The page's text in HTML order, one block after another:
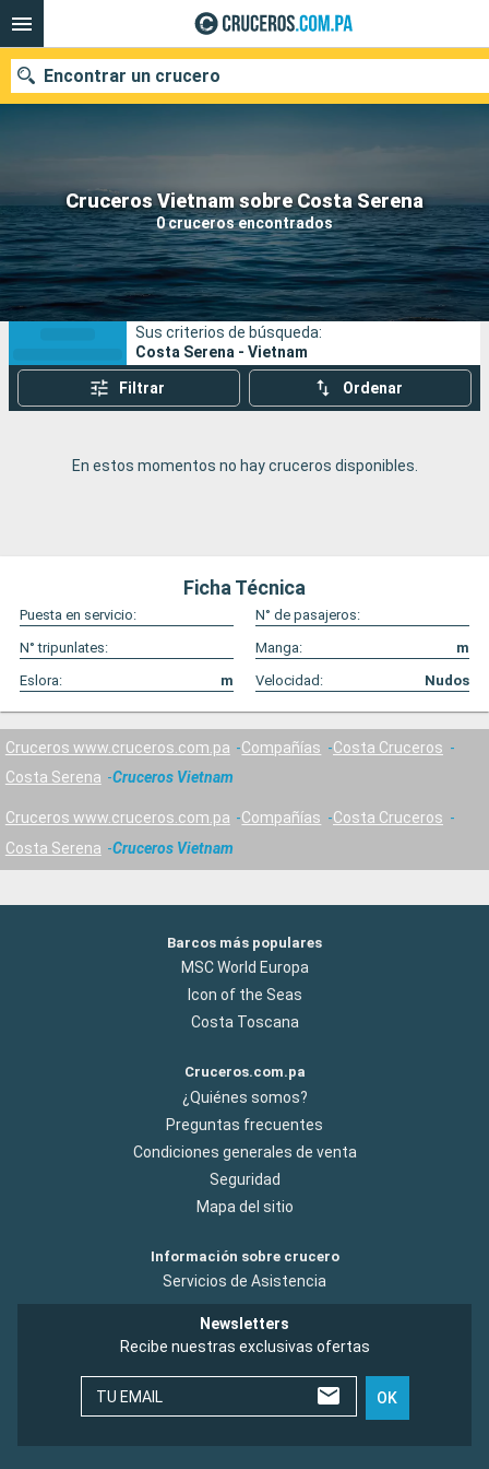
Cruceros Vietnam sobre Costa Serena
0 cruceros encontrados
Encontrar un crucero
Nuestros destinos
Fecha de salida
Puertos Compañías
Buscar
Sus criterios de búsqueda:
Costa Serena - Vietnam
Filtrar Ordenar
En estos momentos no hay cruceros disponibles.
Ficha Técnica
Puesta en servicio:
N° de pasajeros:
N° tripunlates:
Manga:
m
Eslora:
m Velocidad: Nudos
Cruceros www.cruceros.com.pa Compañías
Costa Cruceros
Costa Serena
Cruceros Vietnam
Cruceros www.cruceros.com.pa Compañías
Costa Cruceros
Costa Serena
Cruceros Vietnam
Barcos más populares
MSC World Europa
Icon of the Seas
Costa Toscana
Cruceros.com.pa
¿Quiénes somos?
Preguntas frecuentes
Condiciones generales de venta
Seguridad
Mapa del sitio
Información sobre crucero
Servicios de Asistencia
Newsletters
Recibe nuestras exclusivas ofertas
TU EMAIL OK